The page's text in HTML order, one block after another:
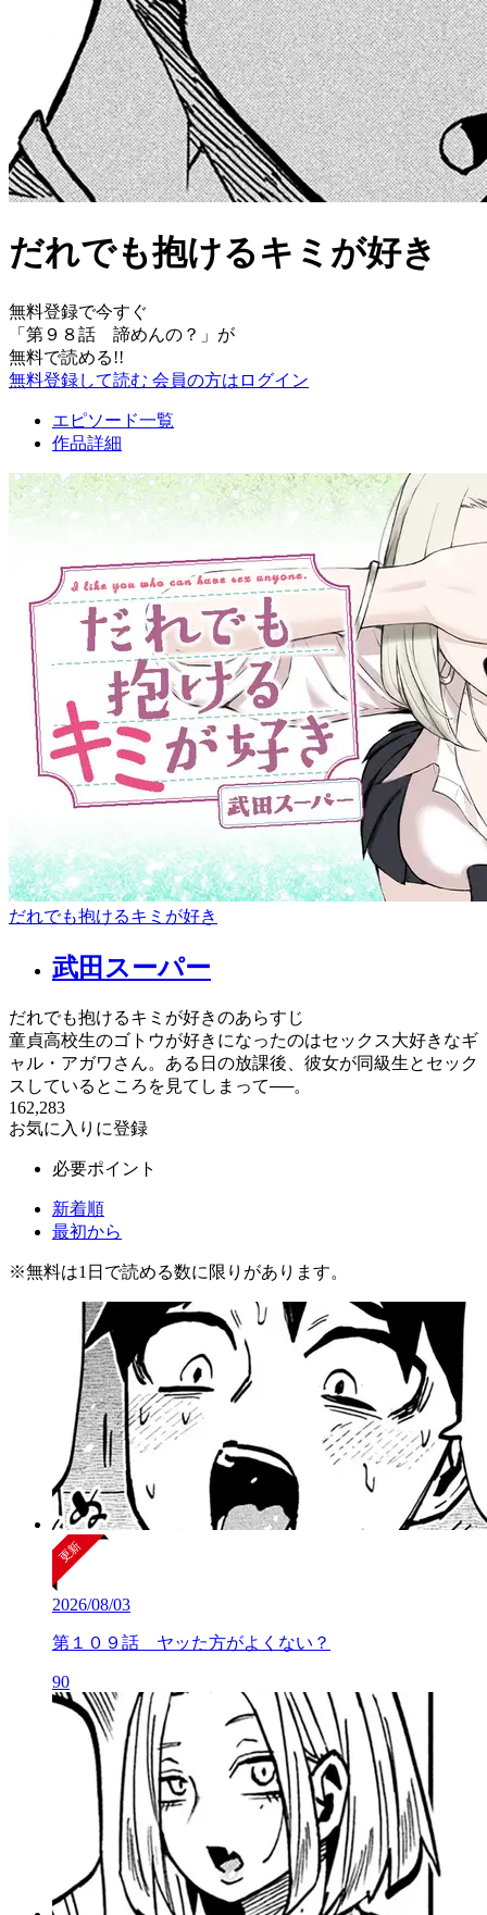
だれでも抱けるキミが好き
無料登録で今すぐ
「 第９８話 諦めんの？ 」が
無料で読める!!
無料登録して読む 会員の方はログイン
エピソード一覧
作品詳細
だれでも抱けるキミが好き
武田スーパー
だれでも抱けるキミが好きのあらすじ
童貞高校生のゴトウが好きになったのはセックス大好きなギ
ャル・アガワさん。ある日の放課後、彼女が同級生とセック
スしているところを見てしまって──。
162,283
お気に入りに登録
必要ポイント
新着順
最初から
※無料は1日で読める数に限りがあります。
2026/08/03
第１０９話 ヤッた方がよくない？
90